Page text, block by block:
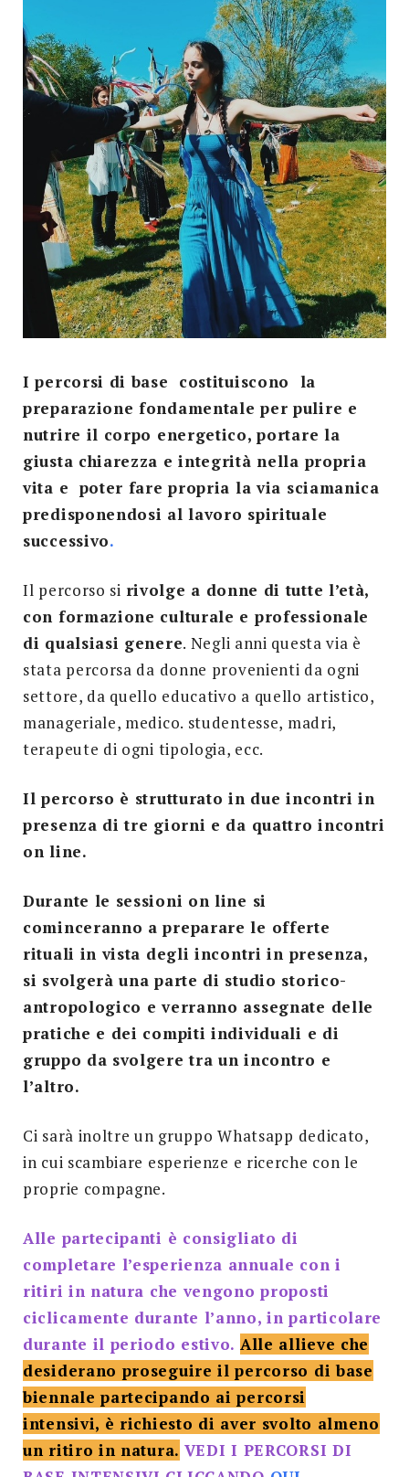
I percorsi di base costituiscono la
preparazione fondamentale per pulire e
nutrire il corpo energetico, portare la
giusta chiarezza e integrità nella propria
vita e poter fare propria la via sciamanica
predisponendosi al lavoro spirituale
successivo.
Il percorso si rivolge a donne di tutte l’età,
con formazione culturale e professionale
di qualsiasi genere. Negli anni questa via è
stata percorsa da donne provenienti da ogni
settore, da quello educativo a quello artistico,
manageriale, medico. studentesse, madri,
terapeute di ogni tipologia, ecc.
Il percorso è strutturato in due incontri in
presenza di tre giorni e da quattro incontri
on line.
Durante le sessioni on line si
cominceranno a preparare le offerte
rituali in vista degli incontri in presenza,
si svolgerà una parte di studio storico-
antropologico e verranno assegnate delle
pratiche e dei compiti individuali e di
gruppo da svolgere tra un incontro e
l’altro.
Ci sarà inoltre un gruppo Whatsapp dedicato,
in cui scambiare esperienze e ricerche con le
proprie compagne.
Alle partecipanti è consigliato di
completare l’esperienza annuale con i
ritiri in natura che vengono proposti
ciclicamente durante l’anno, in particolare
durante il periodo estivo. Alle allieve che
desiderano proseguire il percorso di base
biennale partecipando ai percorsi
intensivi, è richiesto di aver svolto almeno
un ritiro in natura. VEDI I PERCORSI DI